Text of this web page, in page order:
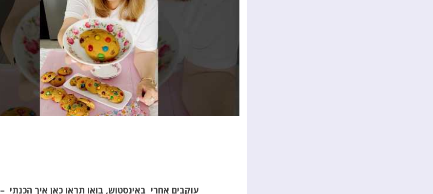
עוקבים אחרי באינסטוש, בואו תראו כאן איך הכנתי –